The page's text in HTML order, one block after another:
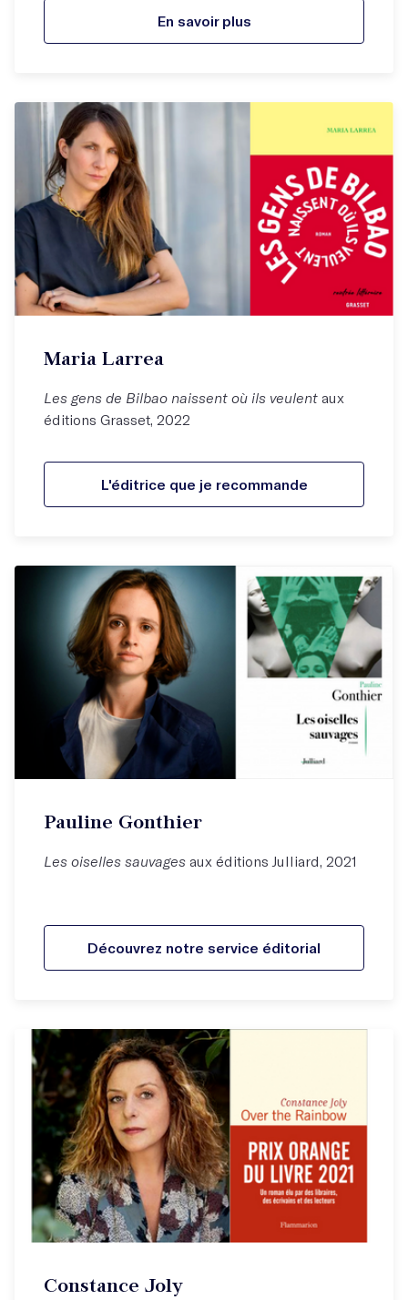
En savoir plus
Maria Larrea
Les gens de Bilbao naissent où ils veulent aux
éditions Grasset, 2022
L'éditrice que je recommande
Pauline Gonthier
Les oiselles sauvages aux éditions Julliard, 2021
Découvrez notre service éditorial
Constance Joly